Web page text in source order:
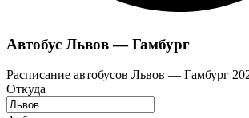
Автобус Львов — Гамбург
Расписание автобусов Львов — Гамбург
Откуда